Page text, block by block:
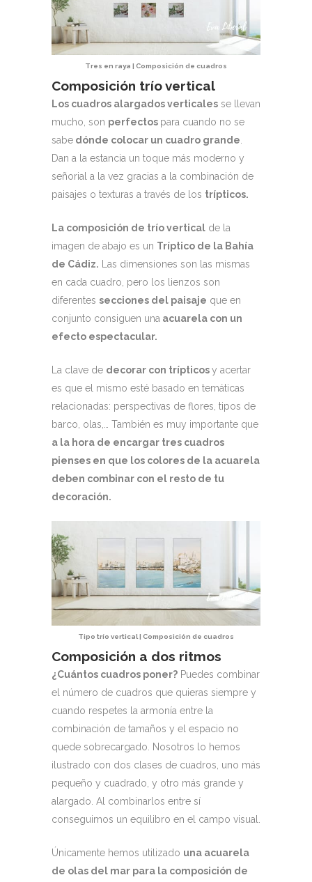
Tres en raya | Composición de cuadros
Composición trío vertical
Los cuadros alargados verticales se llevan
mucho, son perfectos para cuando no se
sabe dónde colocar un cuadro grande
Dan a la estancia un toque más moderno y
señorial a la vez gracias a la combinación de
paisajes o texturas a través de los trípticos.
La composición de trío vertical de la
imagen de abajo es un Tríptico de la Bahía
de Cádiz. Las dimensiones son las mismas
en cada cuadro, pero los lienzos son
diferentes secciones del paisaje que en
conjunto consiguen una acuarela con un
efecto espectacular.
La clave de decorar con trípticosy acertar
es que el mismo esté basado en temáticas
relacionadas: perspectivas de flores, tipos de
barco, olas,… También es muy importante que
a la hora de encargar tres cuadros
pienses en que los colores de la acuarela
deben combinar con el resto de tu
decoración.
Tipo trío vertical | Composición de cuadros
Composición a dos ritmos
¿Cuántos cuadros poner? Puedes combinar
el número de cuadros que quieras siempre y
cuando respetes la armonía entre la
combinación de tamaños y el espacio no
quede sobrecargado. Nosotros lo hemos
ilustrado con dos clases de cuadros, uno más
pequeño y cuadrado, y otro más grande y
alargado. Al combinarlos entre sí
conseguimos un equilibro en el campo visual.
Únicamente hemos utilizado una acuarela
de olas del mar para la composición de